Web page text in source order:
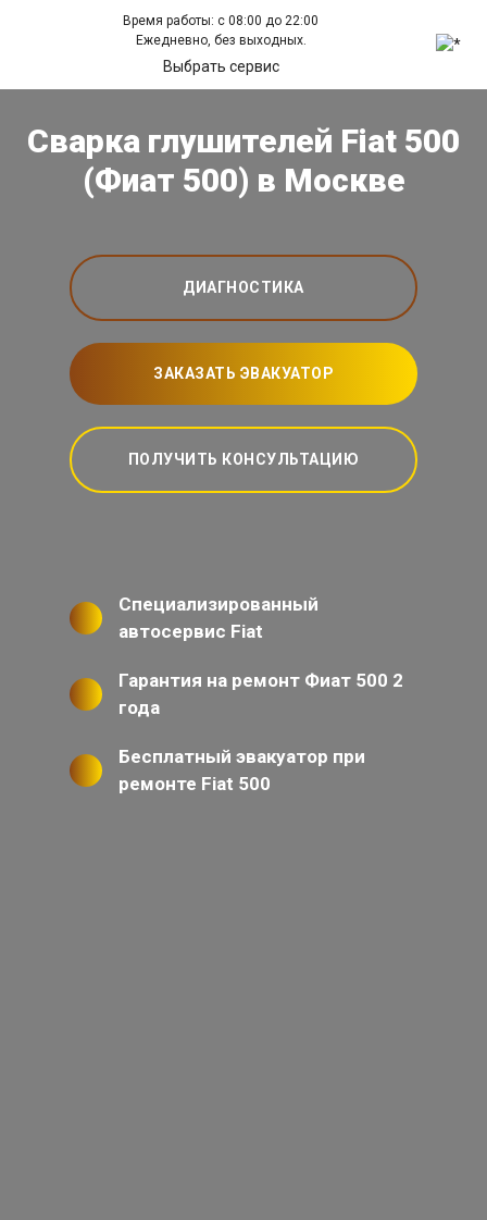
Время работы: с 08:00 до 22:00
Ежедневно, без выходных.
Выбрать сервис
Сварка глушителей Fiat 500
(Фиат 500) в Москве
ДИАГНОСТИКА
ЗАКАЗАТЬ ЭВАКУАТОР
ПОЛУЧИТЬ КОНСУЛЬТАЦИЮ
Специализированный
автосервис Fiat
Гарантия на ремонт Фиат 500 2
года
Бесплатный эвакуатор при
ремонте Fiat 500